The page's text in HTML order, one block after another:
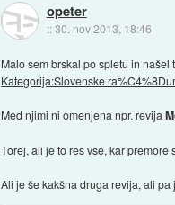
opeter
::30. nov 2013, 18:46
Malo sem brskal po spletu in našel
Kategorija:Slovenske
Med njimi ni omenjena npr. revija
Torej, ali je to res vse, kar
Ali je še kakšna druga revija, ali pa